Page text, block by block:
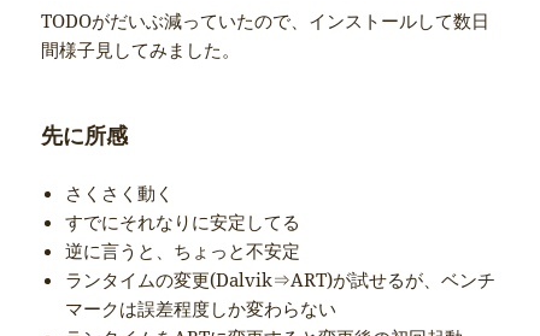
TODOがだいぶ減っていたので、インストールして数日
間様子見してみました。
先に所感
さくさく動く
すでにそれなりに安定してる
逆に言うと、ちょっと不安定
ランタイムの変更(Dalvik⇒ART)が試せるが、ベンチ
マークは誤差程度しか変わらない